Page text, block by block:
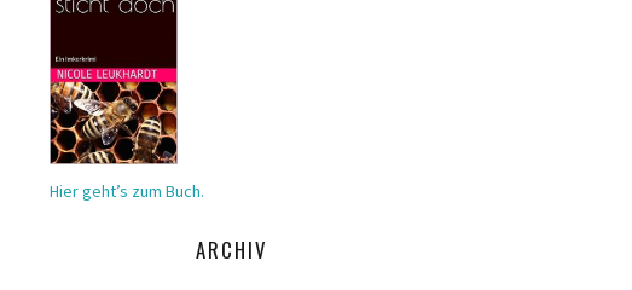
Hier geht’s zum Buch.
ARCHIV